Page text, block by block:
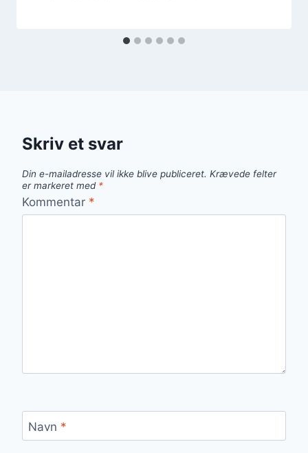
Skriv et svar
Din e-mailadresse vil ikke blive publiceret. Krævede felter
er markeret med *
Kommentar *
Navn *